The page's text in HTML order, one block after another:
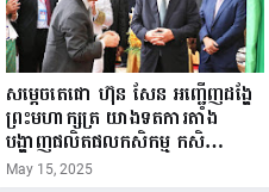
សម្តេចតេជោ ហ៊ុន សែន អញ្ជើញដង្ហែ
ព្រះមហាក្សត្រ យាងទតការតាំង
បង្ហាញផលិតផលកសិកម្ម កសិ
ឧស្សាហកម្ម និងសិប្បកម្ម ក្នុងព្រះរាជ
May 15, 2025